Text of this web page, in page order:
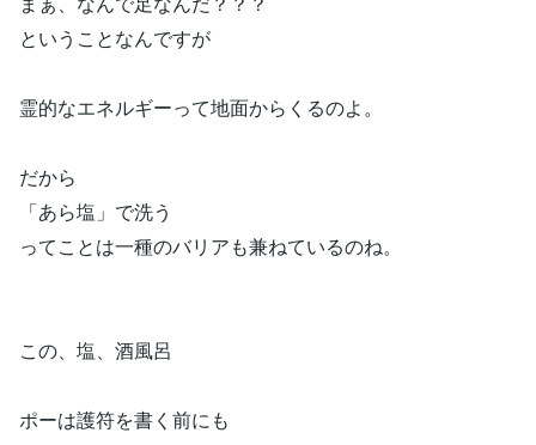
ということなんですが
霊的なエネルギーって地面からくるのよ。
だから
「あら塩」で洗う
ってことは一種のバリアも兼ねているのね。
この、塩、酒風呂
ポーは護符を書く前にも